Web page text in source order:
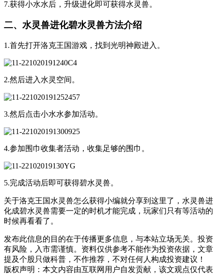
7.获得小水水后，升级进化即可获得水灵兽。
二、水灵兽进化碧水灵兽方法介绍
1.首先打开洛克王国游戏，找到光明神殿进入。
2.然后进入水灵空间。
3.然后点击小水水参加活动。
4.参加围巾收集者活动，收集足够的围巾。
5.完成活动后即可获得碧水灵兽。
关于洛克王国水灵兽怎么获得小编就分享到这里了，水灵兽进
化成碧水灵兽需要一定的时机才能完成，玩家们只有等活动的
时候再看看了。
发布此信息的目的在于传播更多信息，与本站立场无关。投资
有风险，入市需谨慎。资料仅供参考不能作为投资依据，文章
提及个股只做科普，不作推荐，不对任何人构成投资建议！
版权声明：本文内容由互联网用户自发贡献，该文观点仅代表